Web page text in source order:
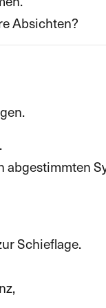
Absichten?
abgestimmten
Schieflage.